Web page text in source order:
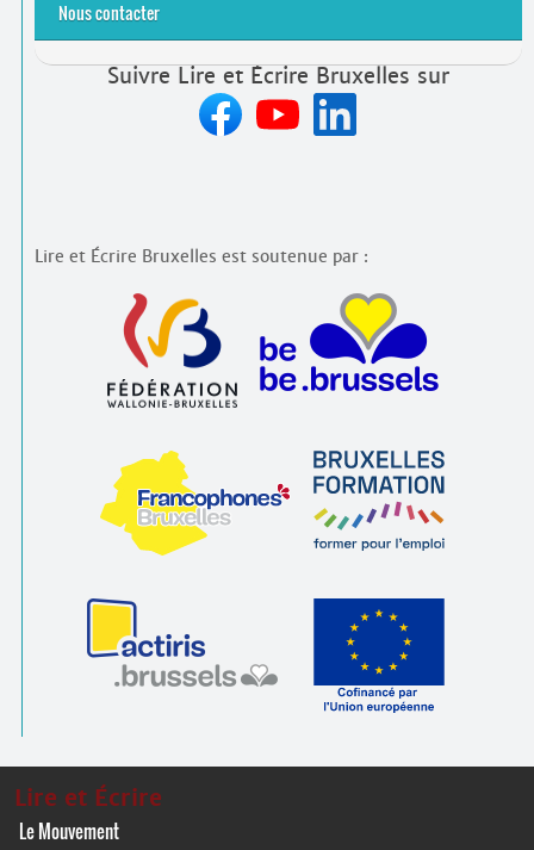
Nous contacter
Suivre Lire et Écrire Bruxelles sur
Lire et Écrire Bruxelles est soutenue par :
Lire et Écrire
Le Mouvement